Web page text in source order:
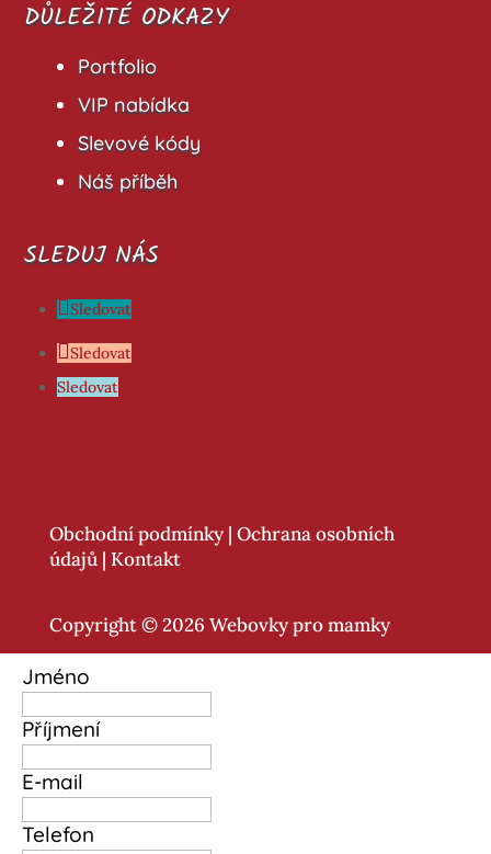
DŮLEŽITÉ ODKAZY
Portfolio
VIP nabídka
Slevové kódy
Náš příběh
SLEDUJ NÁS
Sledovat
Sledovat
Sledovat
Obchodní podmínky | Ochrana osobních
údajů| Kontakt
Copyright © 2026 Webovky pro mamky
Jméno
Příjmení
E-mail
Telefon